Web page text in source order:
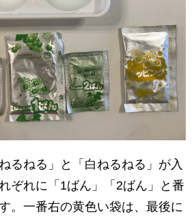
るねる」と「白ねるねる」が入
ぞれに「1ばん」「2ばん」と番
。一番右の黄色い袋は、最後に